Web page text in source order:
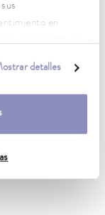
en
detalles